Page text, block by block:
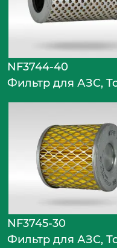
NF3744-40
Фильтр для АЗС,
NF3745-30
Фильтр для АЗС,